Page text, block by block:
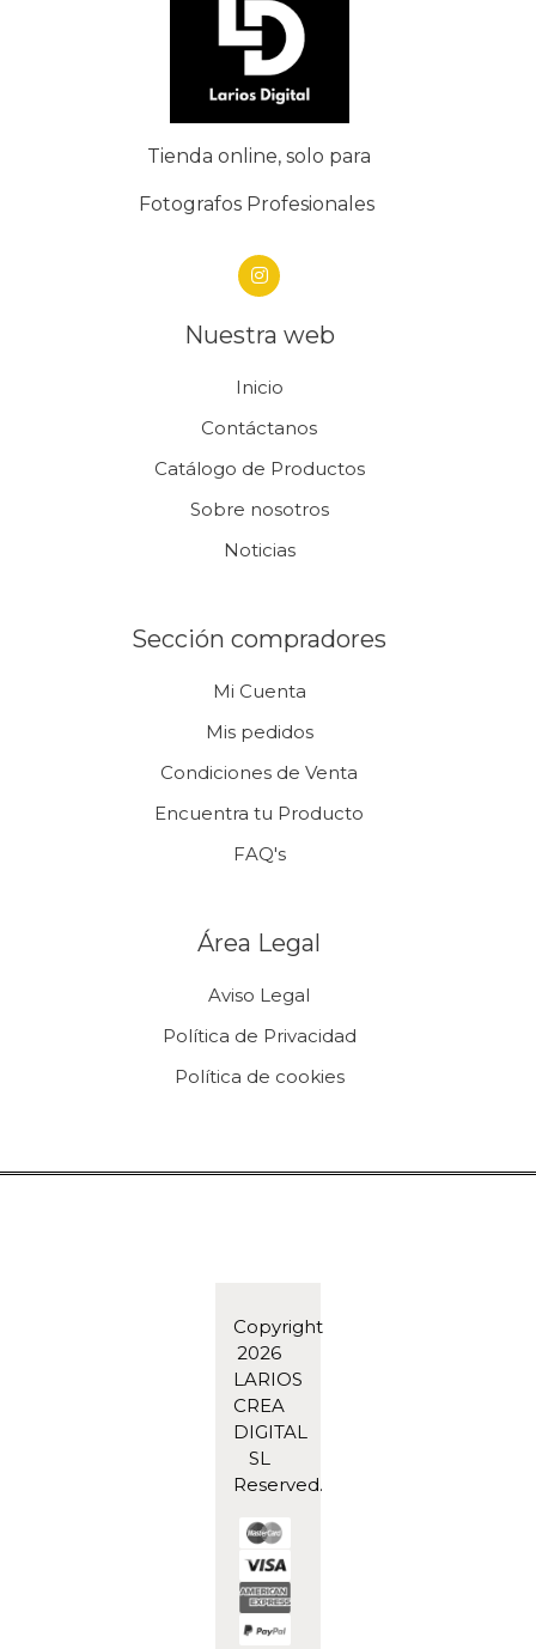
Tienda online, solo para
Fotografos Profesionales
Nuestra web
Inicio
Contáctanos
Catálogo de Productos
Sobre nosotros
Noticias
Sección compradores
Mi Cuenta
Mis pedidos
Condiciones de Venta
Encuentra tu Producto
FAQ's
Área Legal
Aviso Legal
Política de Privacidad
Política de cookies
Copyright
2026
LARIOS
CREA
DIGITAL
SL
Reserved.